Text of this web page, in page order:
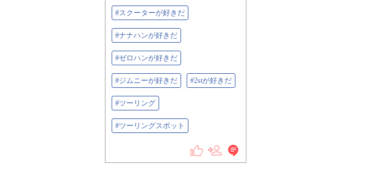
#スクーターが好きだ
#ナナハンが好きだ
#ゼロハンが好きだ
#ジムニーが好きだ #2stが好きだ
#ツーリング
#ツーリングスポット